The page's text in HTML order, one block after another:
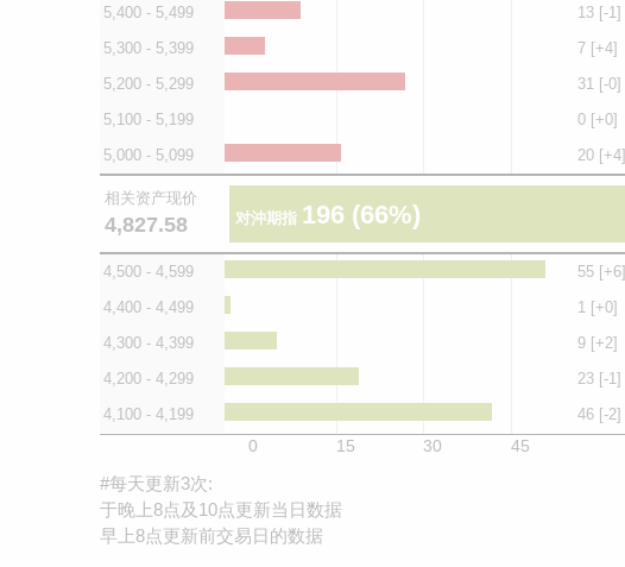
5,400 - 5,499 13 [-1]
5,300 - 5,399
7 [+4]
5,200 - 5,299
31 [-0]
5,100 - 5,199
0 [+0]
5,000 - 5,099
20 [+4]
相关资产现价
4,827.58 对沖期指 196 (66%)
4,500 - 4,599 55 [+6]
4,400 - 4,499
1 [+0]
4,300 - 4,399
9 [+2]
4,200 - 4,299
23 [-1]
4,100 - 4,199
46 [-2]
0 15 30 45
#每天更新3次:
于晚上8点及10点更新当日数据
早上8点更新前交易日的数据